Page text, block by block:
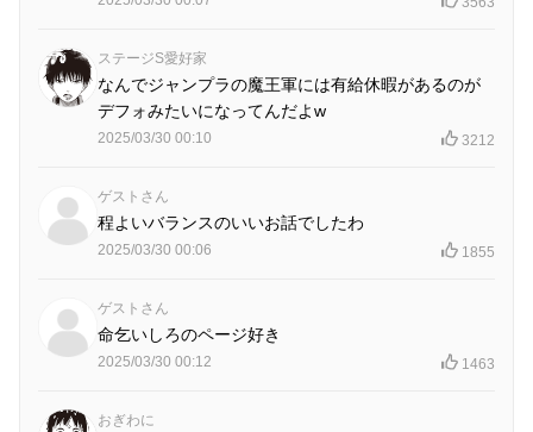
ステージS愛好家
なんでジャンプラの魔王軍には有給休暇があるのが
デフォみたいになってんだよw
2025/03/30 00:10 3212
ゲストさん
程よいバランスのいいお話でしたわ
2025/03/30 00:06 1855
ゲストさん
命乞いしろのページ好き
2025/03/30 00:12 1463
おぎわに